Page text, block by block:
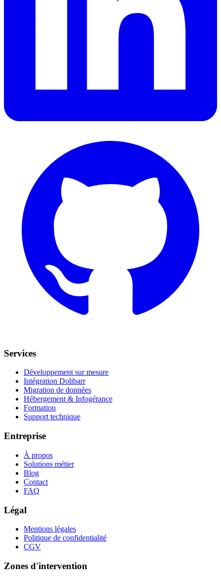
Services
Développement sur mesure
Intégration Dolibarr
Migration de données
Hébergement & Infogérance
Formation
Support technique
Entreprise
À propos
Solutions métier
Blog
Contact
FAQ
Légal
Mentions légales
Politique de confidentialité
CGV
Zones d'intervention